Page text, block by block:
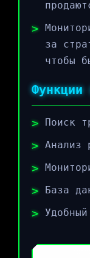
за
чтобы
Функции
Поиск
Анализ
База